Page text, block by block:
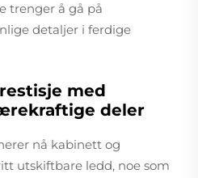
trenger å gå på
detaljer i ferdige
med
deler
nå kabinett og
utskiftbare ledd, noe som